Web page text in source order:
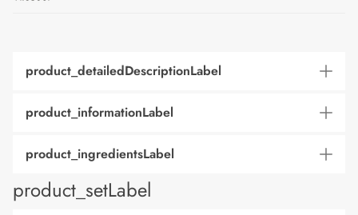
product_detailedDescriptionLabel
product_informationLabel
product_ingredientsLabel
product_setLabel